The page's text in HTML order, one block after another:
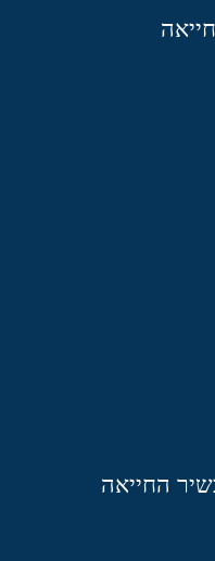
החייאה